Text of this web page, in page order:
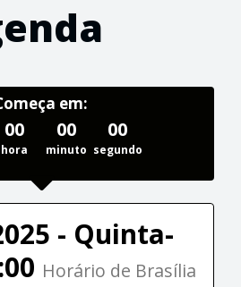
em:
00
hora
00
minuto
00
segundo
- Quinta-
Horário de Brasília